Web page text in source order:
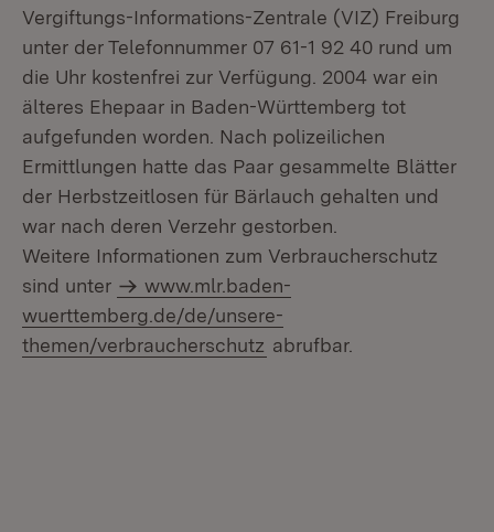
Vergiftungs-Informations-Zentrale (VIZ) Freiburg
unter der Telefonnummer 07 61-1 92 40 rund um
die Uhr kostenfrei zur Verfügung. 2004 war ein
älteres Ehepaar in Baden-Württemberg tot
aufgefunden worden. Nach polizeilichen
Ermittlungen hatte das Paar gesammelte Blätter
der Herbstzeitlosen für Bärlauch gehalten und
war nach deren Verzehr gestorben.
Weitere Informationen zum Verbraucherschutz
sind unter
www.mlr.baden-
wuerttemberg.de/de/unsere-
themen/verbraucherschutz abrufbar.